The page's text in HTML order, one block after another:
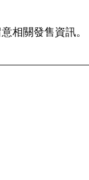
相關發售資訊。